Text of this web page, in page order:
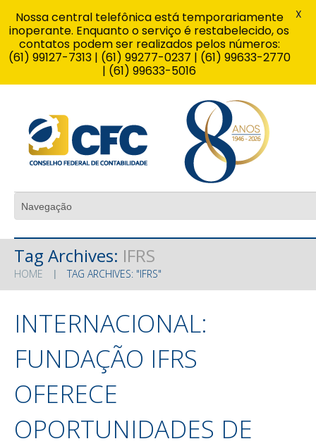
Tag Archives: IFRS
HOME TAG ARCHIVES: "IFRS"
INTERNACIONAL:
FUNDAÇÃO IFRS
OFERECE
OPORTUNIDADES DE
Nossa central telefônica está temporariamente
inoperante. Enquanto o serviço é restabelecido, os
contatos podem ser realizados pelos números:
(61) 99127-7313 | (61) 99277-0237 | (61) 99633-2770
| (61) 99633-5016
X